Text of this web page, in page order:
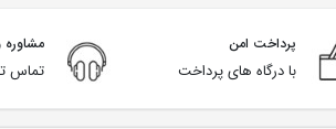
پرداخت امن
با درگاه های پرداخت
مشاوره
تماس